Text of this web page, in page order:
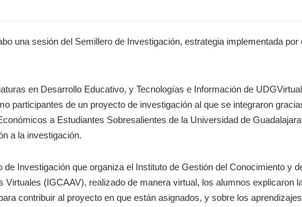
una sesión del Semillero de Investigación, estrategia implementada por
en Desarrollo Educativo, y Tecnologías e Información de
participantes de un proyecto de investigación al que se integraron
a Estudiantes Sobresalientes de la Universidad de
a la investigación.
de Investigación que organiza el Instituto de Gestión del Conocimiento y
Virtuales (IGCAAV), realizado de manera virtual, los alumnos explicaron
contribuir al proyecto en que están asignados, y sobre los